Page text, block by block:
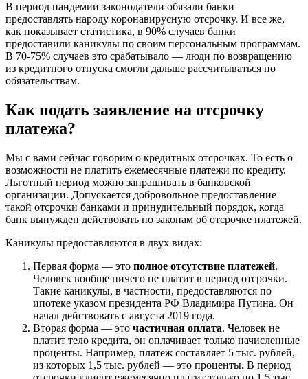
В период пандемии законодатели обязали банки
предоставлять народу коронавирусную отсрочку. И все же,
как показывает статистика, в 90% случаев банки
предоставили каникулы по своим персональным программам.
В 70-75% случаев это срабатывало — люди по возвращению
из кредитного отпуска смогли дальше рассчитываться по
обязательствам.
Как подать заявление на отсрочку
платежа?
Мы с вами сейчас говорим о кредитных отсрочках. То есть о
возможности не платить ежемесячные платежи по кредиту.
Льготный период можно запрашивать в банковской
организации. Допускается добровольное предоставление
такой отсрочки банками и принудительный порядок, когда
банк вынужден действовать по законам об отсрочке платежей.
Каникулы предоставляются в двух видах:
Первая форма — это полное отсутствие платежей.
Человек вообще ничего не платит в период отсрочки.
Такие каникулы, в частности, предоставляются по
ипотеке указом президента РФ Владимира Путина. Он
начал действовать с августа 2019 года.
Вторая форма — это частичная оплата. Человек не
платит тело кредита, он оплачивает только начисленные
проценты. Например, платеж составляет 5 тыс. рублей,
из которых 1,5 тыс. рублей — это проценты. В период